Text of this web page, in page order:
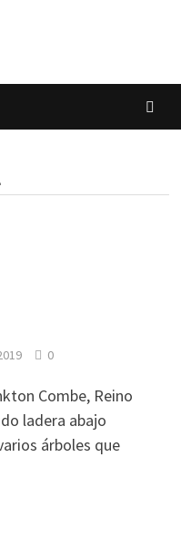
0
Combe, Reino
ladera abajo
árboles que